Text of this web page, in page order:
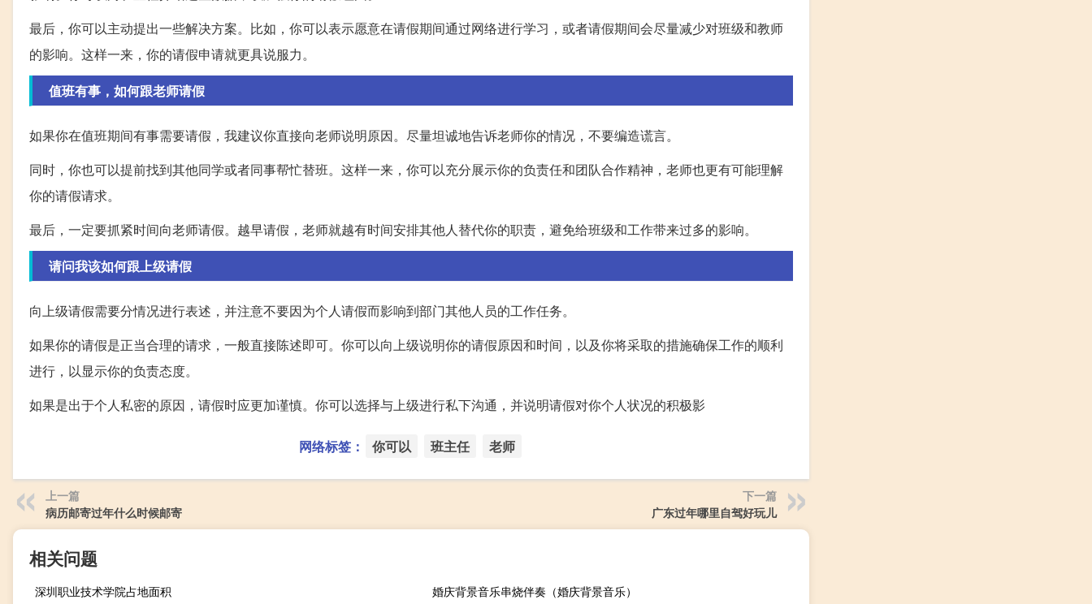
最后，你可以主动提出一些解决方案。比如，你可以表示愿意在请假期间通过网络进行学习，或者请假期间会尽量减少对班级和教师
的影响。这样一来，你的请假申请就更具说服力。
值班有事，如何跟老师请假
如果你在值班期间有事需要请假，我建议你直接向老师说明原因。尽量坦诚地告诉老师你的情况，不要编造谎言。
同时，你也可以提前找到其他同学或者同事帮忙替班。这样一来，你可以充分展示你的负责任和团队合作精神，老师也更有可能理解
你的请假请求。
最后，一定要抓紧时间向老师请假。越早请假，老师就越有时间安排其他人替代你的职责，避免给班级和工作带来过多的影响。
请问我该如何跟上级请假
向上级请假需要分情况进行表述，并注意不要因为个人请假而影响到部门其他人员的工作任务。
如果你的请假是正当合理的请求，一般直接陈述即可。你可以向上级说明你的请假原因和时间，以及你将采取的措施确保工作的顺利
进行，以显示你的负责态度。
如果是出于个人私密的原因，请假时应更加谨慎。你可以选择与上级进行私下沟通，并说明请假对你个人状况的积极影
网络标签： 你可以 班主任 老师
上一篇
病历邮寄过年什么时候邮寄
下一篇
广东过年哪里自驾好玩儿
相关问题
深圳职业技术学院占地面积 婚庆背景音乐串烧伴奏（婚庆背景音乐）